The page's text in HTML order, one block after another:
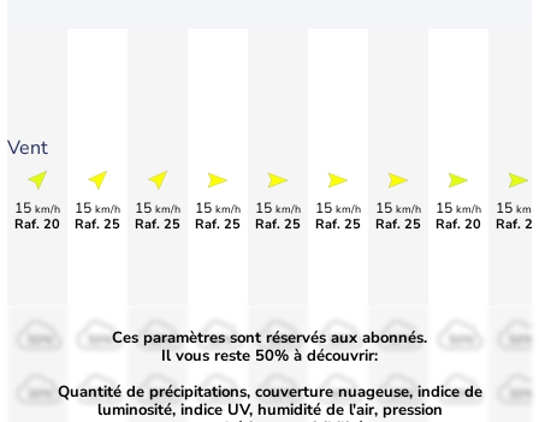
Vent
15 km/h
Raf. 20
15 km/h
Raf. 25
15 km/h
Raf. 25
15 km/h
Raf. 25
15 km/h
Raf. 25
15 km/h
Raf. 25
15 km/h
Raf. 25
15 km/h
Raf. 20
15 km/
Raf.
50%
30%
50%
30%
50%
30%
50%
30%
50%
30%
50%
30%
50%
30%
Ces paramètres sont réservés aux abonnés.
Il vous reste 50% à découvrir:
Quantité de précipitations, couverture nuageuse, indice de
luminosité, indice UV, humidité de l'air, pression